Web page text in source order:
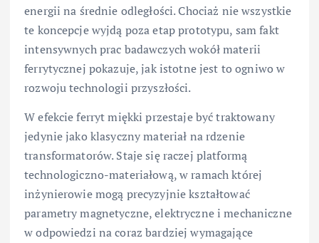
energii na średnie odległości. Chociaż nie wszystkie
te koncepcje wyjdą poza etap prototypu, sam fakt
intensywnych prac badawczych wokół materii
ferrytycznej pokazuje, jak istotne jest to ogniwo w
rozwoju technologii przyszłości.
W efekcie ferryt miękki przestaje być traktowany
jedynie jako klasyczny materiał na rdzenie
transformatorów. Staje się raczej platformą
technologiczno-materiałową, w ramach której
inżynierowie mogą precyzyjnie kształtować
parametry magnetyczne, elektryczne i mechaniczne
w odpowiedzi na coraz bardziej wymagające